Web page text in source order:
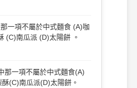
一項不屬於中式麵食 (A)咖
(C)南瓜派 (D)太陽餅 。
那一項不屬於中式麵食(A)
(C)南瓜派(D)太陽餅。